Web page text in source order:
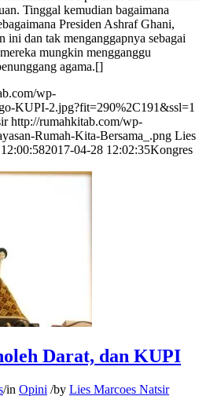
Tinggal kemudian bagaimana
Presiden Ashraf Ghani,
ini dan tak menganggapnya sebagai
mungkin mengganggu
agama.[]
wp-
KUPI-2.jpg?fit=290%2C191&ssl=1
http://rumahkitab.com/wp-
Rumah-Kita-Bersama_.png Lies
2017-04-28 12:02:35Kongres
Darat, dan KUPI
/in Opini /by Lies Marcoes Natsir